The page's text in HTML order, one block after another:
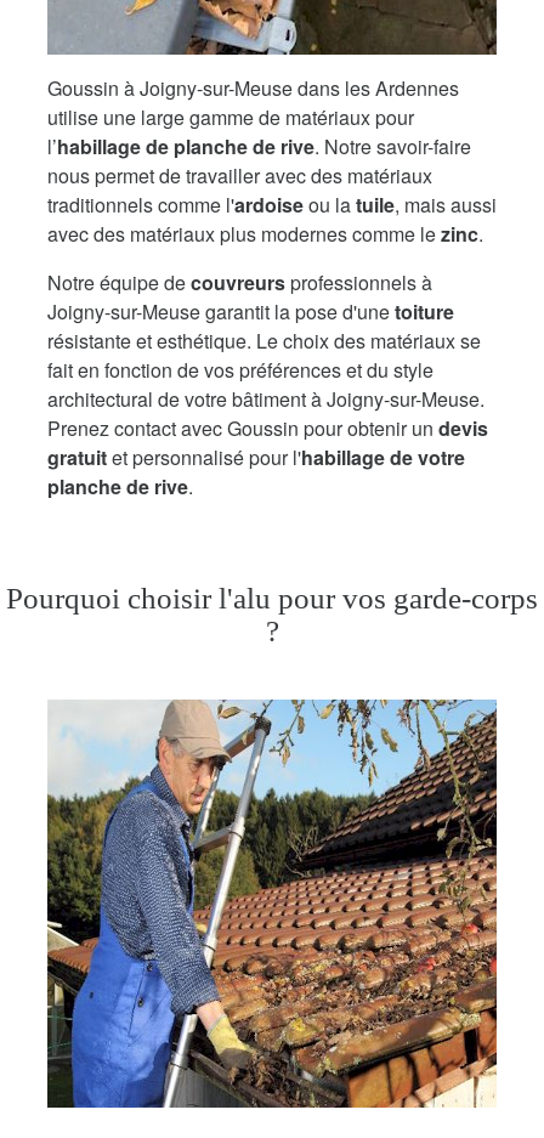
Goussin à Joigny-sur-Meuse dans les Ardennes
utilise une large gamme de matériaux pour
l’habillage de planche de rive. Notre savoir-faire
nous permet de travailler avec des matériaux
traditionnels comme l'ardoiseou latuile, mais aussi
avec des matériaux plus modernes comme lezinc.
Notre équipe decouvreursprofessionnels à
Joigny-sur-Meuse garantit la pose d'unetoiture
résistante et esthétique. Le choix des matériaux se
fait en fonction de vos préférences et du style
architectural de votre bâtiment à Joigny-sur-Meuse.
Prenez contact avec Goussin pour obtenir un devis
gratuitet personnalisé pour l'habillage de votre
planche de rive.
Pourquoi choisir l'alu pour vos garde-corps
?